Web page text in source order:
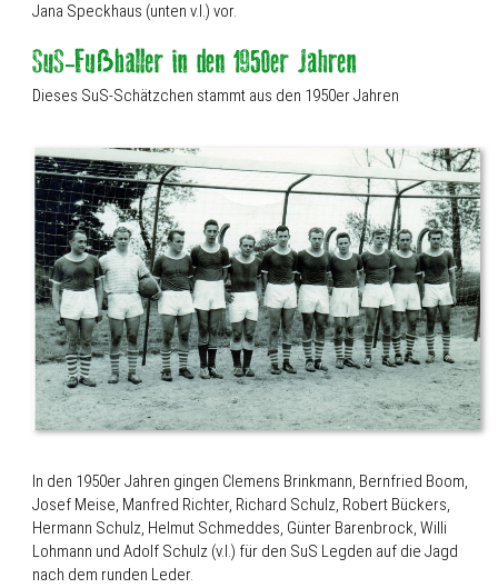
Jana Speckhaus (unten v.l.) vor.
Dieses SuS-Schätzchen stammt aus den 1950er Jahren
In den 1950er Jahren gingen Clemens Brinkmann, Bernfried Boom,
Josef Meise, Manfred Richter, Richard Schulz, Robert Bückers,
Hermann Schulz, Helmut Schmeddes, Günter Barenbrock, Willi
Lohmann und Adolf Schulz (v.l.) für den SuS Legden auf die Jagd
nach dem runden Leder.